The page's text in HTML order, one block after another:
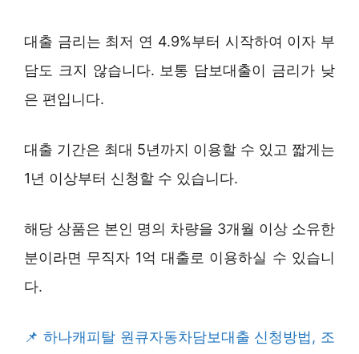
대출 금리는 최저 연 4.9%부터 시작하여 이자 부
담도 크지 않습니다. 보통 담보대출이 금리가 낮
은 편입니다.
대출 기간은 최대 5년까지 이용할 수 있고 짧게는
1년 이상부터 신청할 수 있습니다.
해당 상품은 본인 명의 차량을 3개월 이상 소유한
분이라면 무직자 1억 대출로 이용하실 수 있습니
다.
하나캐피탈 원큐자동차담보대출 신청방법, 조